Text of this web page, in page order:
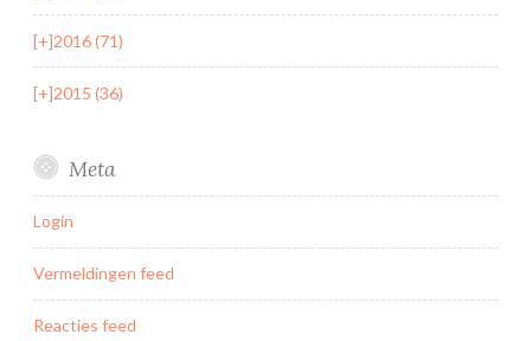
[+]2016 (71)
[+]2015 (36)
Meta
Login
Vermeldingen feed
Reacties feed